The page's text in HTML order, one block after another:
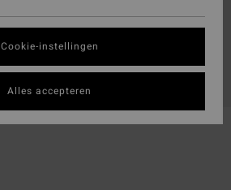
Cookie-instellingen
Alles accepteren